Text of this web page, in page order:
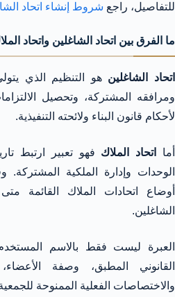
للتفاصيل، راجع شروط إنشاء اتحاد
ما الفرق بين اتحاد الشاغلين واتحاد
اتحاد الشاغلين هو التنظيم الذي
ومرافقه المشتركة، وتحصيل
لأحكام قانون البناء ولائحته التنفيذية.
أما اتحاد الملاك فهو تعبير ارتبط
الوحدات وإدارة الملكية المشتركة.
أوضاع اتحادات الملاك القائمة
الشاغلين.
العبرة ليست فقط بالاسم المستخدم
القانوني المطبق، وصفة
والاختصاصات الفعلية الممنوحة